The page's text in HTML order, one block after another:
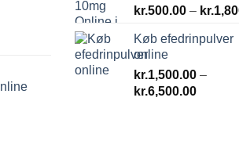
kr.500.00 – kr.
Køb efedrinpulver
online
kr.1,500.00 –
kr.6,500.00